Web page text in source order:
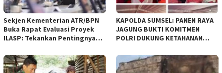
Sekjen Kementerian ATR/BPN
Buka Rapat Evaluasi Proyek
ILASP: Tekankan Pentingnya
Anggaran
KAPOLDA SUMSEL: PANEN RAYA
JAGUNG BUKTI KOMITMEN
POLRI DUKUNG KETAHANAN